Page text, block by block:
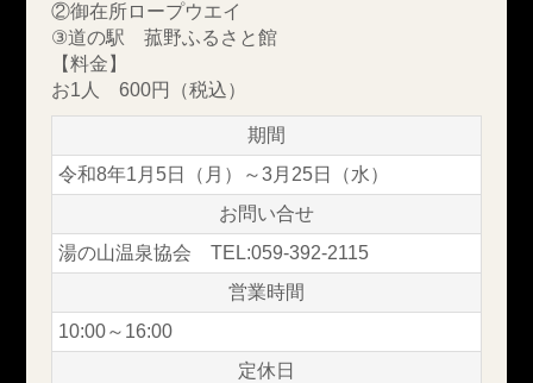
②御在所ロープウエイ
③道の駅 菰野ふるさと館
【料金】
お1人 600円（税込）
期間
令和8年1月5日（月）～3月25日（水）
お問い合せ
湯の山温泉協会 TEL:059-392-2115
営業時間
10:00～16:00
定休日